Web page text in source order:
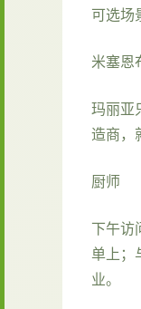
可选场
米塞恩
玛丽亚
造商，
厨师
下午访
单上；
业。